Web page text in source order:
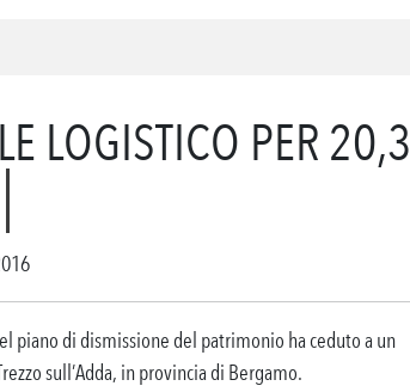
LOGISTICO PER 20,3
piano di dismissione del patrimonio ha ceduto a un
sull’Adda, in provincia di Bergamo.